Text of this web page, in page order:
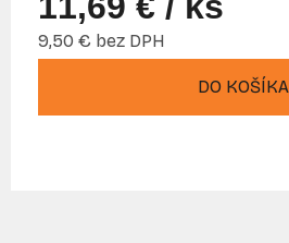
9,50 € bez DPH
DO KOŠÍKA